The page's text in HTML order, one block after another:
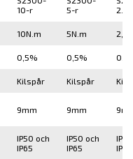
10-r
5-r
10N.m 5N.m
0,5% 0,5%
Kilspår Kilspår
9mm 9mm
IP50 och
IP65
IP50 och
IP65
IP65